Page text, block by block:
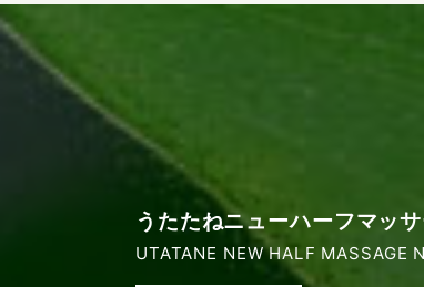
うたたねニューハーフマッ
UTATANE NEW HALF MASSAGE